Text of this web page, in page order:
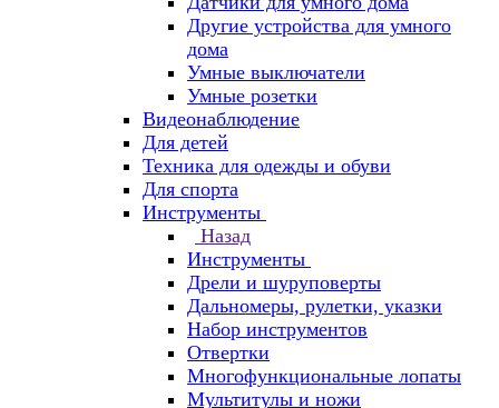
Другие устройства для умного
дома
Умные выключатели
Умные розетки
Видеонаблюдение
Для детей
Техника для одежды и обуви
Для спорта
Инструменты
Назад
Инструменты
Дрели и шуруповерты
Дальномеры, рулетки, указки
Набор инструментов
Отвертки
Многофункциональные лопаты
Мультитулы и ножи